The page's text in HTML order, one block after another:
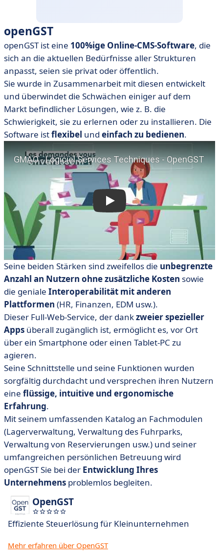
openGST
openGST ist eine 100%ige Online-CMS-Software, die
sich an die aktuellen Bedürfnisse aller Strukturen
anpasst, seien sie privat oder öffentlich.
Sie wurde in Zusammenarbeit mit diesen entwickelt
und überwindet die Schwächen einiger auf dem
Markt befindlicher Lösungen, wie z. B. die
Schwierigkeit, sie zu erlernen oder zu installieren. Die
Software istflexibel und einfach zu bedienen.
Seine beiden Stärken sind zweifellos die unbegrenzte
Anzahl an Nutzern ohne zusätzliche Kosten sowie
die geniale Interoperabilität mit anderen
Plattformen (HR, Finanzen, EDM usw.).
Dieser Full-Web-Service, der dankzweier spezieller
Apps überall zugänglich ist, ermöglicht es, vor Ort
über ein Smartphone oder einen Tablet-PC zu
agieren.
Seine Schnittstelle und seine Funktionen wurden
sorgfältig durchdacht und versprechen ihren Nutzern
eine flüssige, intuitive und ergonomische
Erfahrung.
Mit seinem umfassenden Katalog an Fachmodulen
(Lagerverwaltung, Verwaltung des Fuhrparks,
Verwaltung von Reservierungen usw.) und seiner
umfangreichen persönlichen Betreuung wird
openGST Sie bei der Entwicklung Ihres
Unternehmens problemlos begleiten.
OpenGST
Effiziente Steuerlösung für Kleinunternehmen
Mehr erfahren über OpenGST